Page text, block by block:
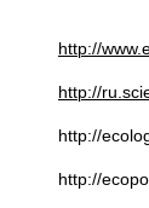
http://
http://
http://
http://